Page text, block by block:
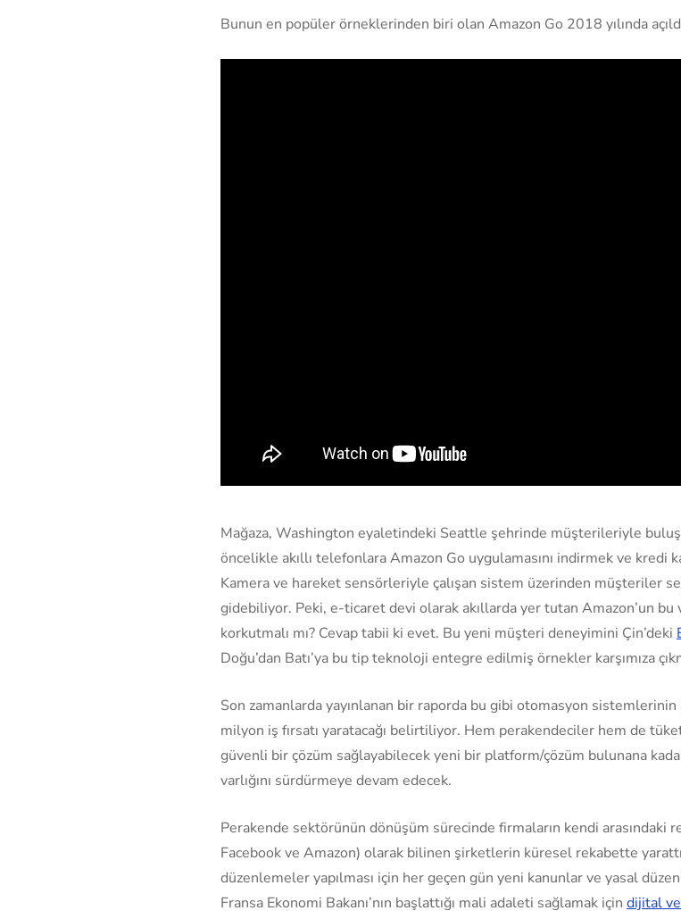
Bunun en popüler örneklerinden biri olan Amazon Go 2018 yılında
Mağaza, Washington eyaletindeki Seattle şehrinde müşterileriyle
öncelikle akıllı telefonlara Amazon Go uygulamasını indirmek ve kredi
Kamera ve hareket sensörleriyle çalışan sistem üzerinden müşteriler
gidebiliyor. Peki, e-ticaret devi olarak akıllarda yer tutan Amazon’un
korkutmalı mı? Cevap tabii ki evet. Bu yeni müşteri deneyimini Çin’deki
Doğu’dan Batı’ya bu tip teknoloji entegre edilmiş örnekler karşımıza
Son zamanlarda yayınlanan bir raporda bu gibi otomasyon
milyon iş fırsatı yaratacağı belirtiliyor. Hem perakendeciler hem de
güvenli bir çözüm sağlayabilecek yeni bir platform/çözüm bulunana
varlığını sürdürmeye devam edecek.
Perakende sektörünün dönüşüm sürecinde firmaların kendi
Facebook ve Amazon) olarak bilinen şirketlerin küresel rekabette
düzenlemeler yapılması için her geçen gün yeni kanunlar ve yasal
Fransa Ekonomi Bakanı’nın başlattığı mali adaleti sağlamak için dijital